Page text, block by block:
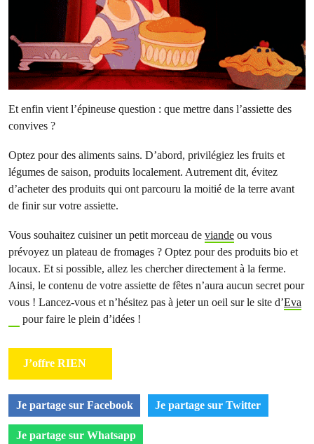
Et enfin vient l’épineuse question : que mettre dans l’assiette des
convives ?
Optez pour des aliments sains. D’abord, privilégiez les fruits et
légumes de saison, produits localement. Autrement dit, évitez
d’acheter des produits qui ont parcouru la moitié de la terre avant
de finir sur votre assiette.
Vous souhaitez cuisiner un petit morceau de viande ou vous
prévoyez un plateau de fromages ? Optez pour des produits bio et
locaux. Et si possible, allez les chercher directement à la ferme.
Ainsi, le contenu de votre assiette de fêtes n’aura aucun secret pour
vous ! Lancez-vous et n’hésitez pas à jeter un oeil sur le site d’Eva
pour faire le plein d’idées !
J’offre RIEN
Je partage sur Facebook Je partage sur Twitter
Je partage sur Whatsapp